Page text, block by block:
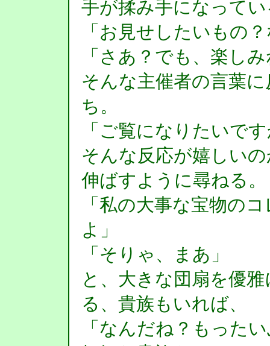
手が揉み手になって
「お見せしたいもの
「さあ？でも、楽し
そんな主催者の言葉
ち。
「ご覧になりたいで
そんな反応が嬉しい
伸ばすように尋ねる。
「私の大事な宝物の
よ」
「そりゃ、まあ」
と、大きな団扇を優
る、貴族もいれば、
「なんだね？もった